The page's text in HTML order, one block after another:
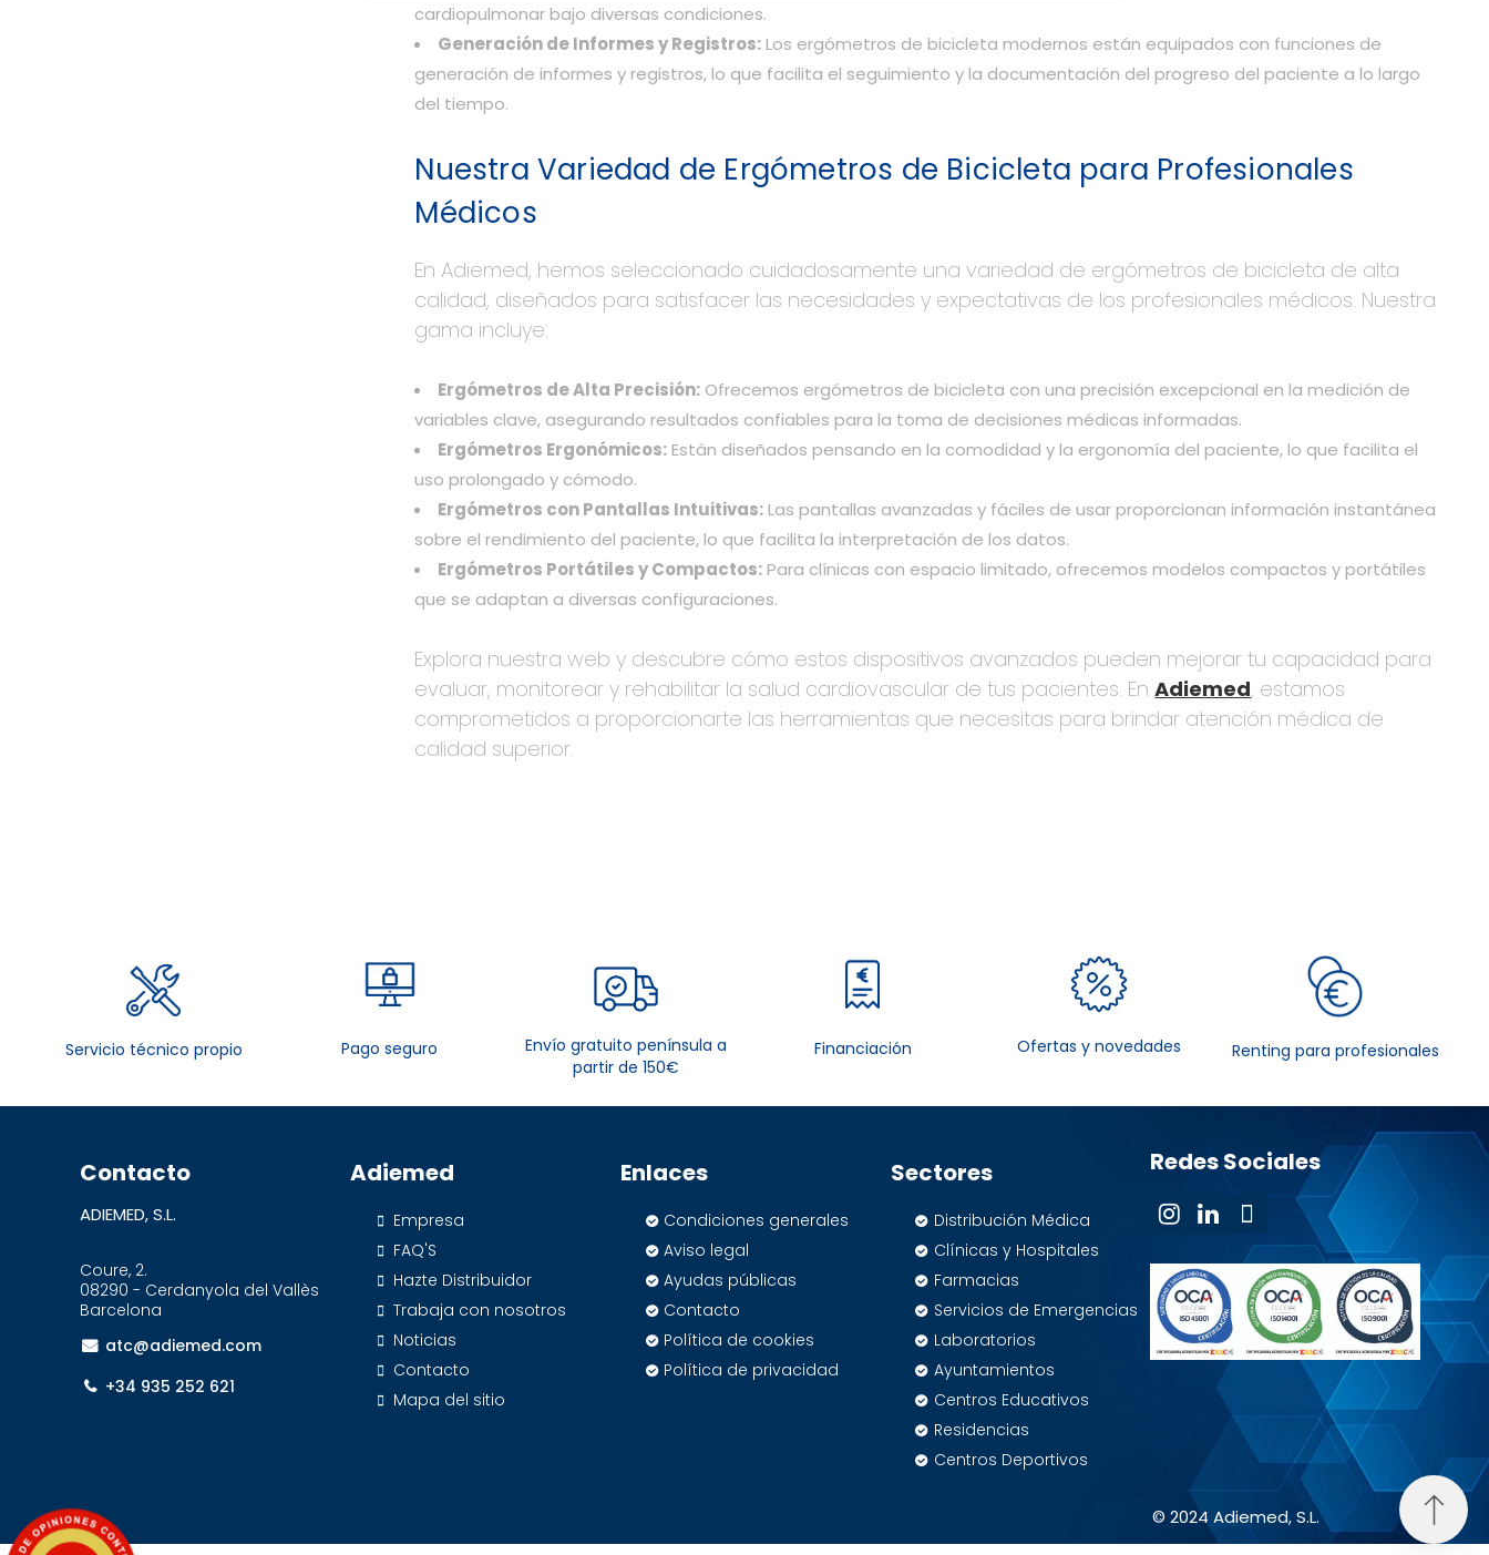
cardiopulmonar bajo diversas condiciones.
Generación de Informes y Registros:Los ergómetros de bicicleta modernos están equipados con funciones de
generación de informes y registros, lo que facilita el seguimiento y la documentación del progreso del paciente a lo largo
del tiempo.
Nuestra Variedad de Ergómetros de Bicicleta para Profesionales
Médicos
En Adiemed, hemos seleccionado cuidadosamente una variedad de ergómetros de bicicleta de alta
calidad, diseñados para satisfacer las necesidades y expectativas de los profesionales médicos. Nuestra
gama incluye:
Ergómetros de Alta Precisión: Ofrecemos ergómetros de bicicleta con una precisión excepcional en la medición de
variables clave, asegurando resultados confiables para la toma de decisiones médicas informadas.
Ergómetros Ergonómicos:Están diseñados pensando en la comodidad y la ergonomía del paciente, lo que facilita el
uso prolongado y cómodo.
Ergómetros con Pantallas Intuitivas:Las pantallas avanzadas y fáciles de usar proporcionan información instantánea
sobre el rendimiento del paciente, lo que facilita la interpretación de los datos.
Ergómetros Portátiles y Compactos:Para clínicas con espacio limitado, ofrecemos modelos compactos y portátiles
que se adaptan a diversas configuraciones.
Explora nuestra web y descubre cómo estos dispositivos avanzados pueden mejorar tu capacidad para
evaluar, monitorear y rehabilitar la salud cardiovascular de tus pacientes. EnAdiemed, estamos
comprometidos a proporcionarte las herramientas que necesitas para brindar atención médica de
calidad superior.
Servicio técnico propio Pago seguro
Envío gratuito península a
partir de 150€
Financiación Ofertas y novedades Renting para profesionales
Contacto
ADIEMED, S.L.
Coure, 2.
08290 - Cerdanyola del Vallès
Barcelona
atc@adiemed.com
+34 935 252 621
Adiemed
Empresa
FAQ'S
Hazte Distribuidor
Trabaja con nosotros
Noticias
Contacto
Mapa del sitio
Enlaces
Condiciones generales
Aviso legal
Ayudas públicas
Contacto
Política de cookies
Política de privacidad
Sectores
Distribución Médica
Clínicas y Hospitales
Farmacias
Servicios de Emergencias
Laboratorios
Ayuntamientos
Centros Educativos
Residencias
Centros Deportivos
Redes Sociales
© 2024 Adiemed, S.L.